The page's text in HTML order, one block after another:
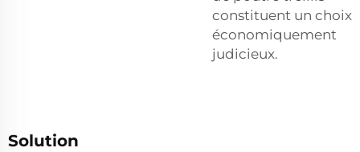
constituent un choix
économiquement
judicieux.
Solution